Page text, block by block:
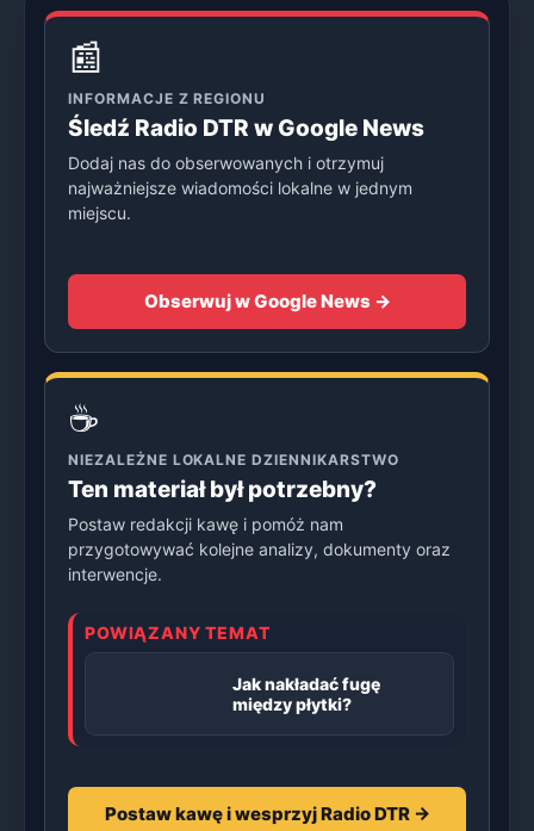
📰
INFORMACJE Z REGIONU
Śledź Radio DTR w Google News
Dodaj nas do obserwowanych i otrzymuj
najważniejsze wiadomości lokalne w jednym
miejscu.
Obserwuj w Google News →
☕
NIEZALEŻNE LOKALNE DZIENNIKARSTWO
Ten materiał był potrzebny?
Postaw redakcji kawę i pomóż nam
przygotowywać kolejne analizy, dokumenty oraz
interwencje.
POWIĄZANY TEMAT
Jak nakładać fugę
między płytki?
Postaw kawę i wesprzyj Radio DTR →